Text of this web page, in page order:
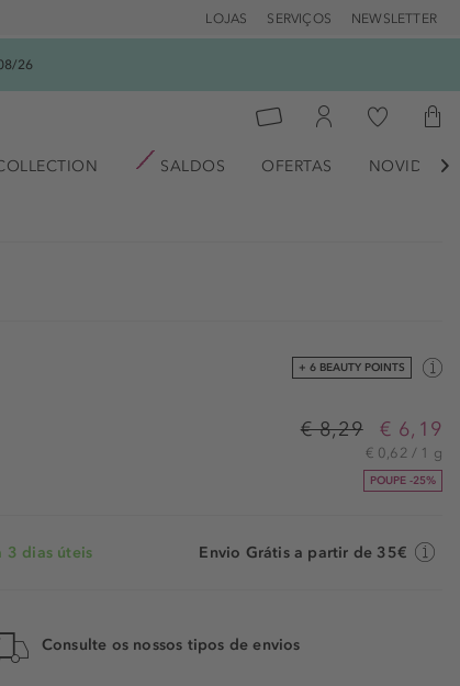
LOJAS SERVIÇOS NEWSLETTER
26
SALDOS OFERTAS 
+ 6 BEAUTY POINTS
€ 8,29 € 6,19
€ 0,62 / 1 g
POUPE -25%
3 dias úteis Envio Grátis a partir de 35€
Consulte os nossos tipos de envios